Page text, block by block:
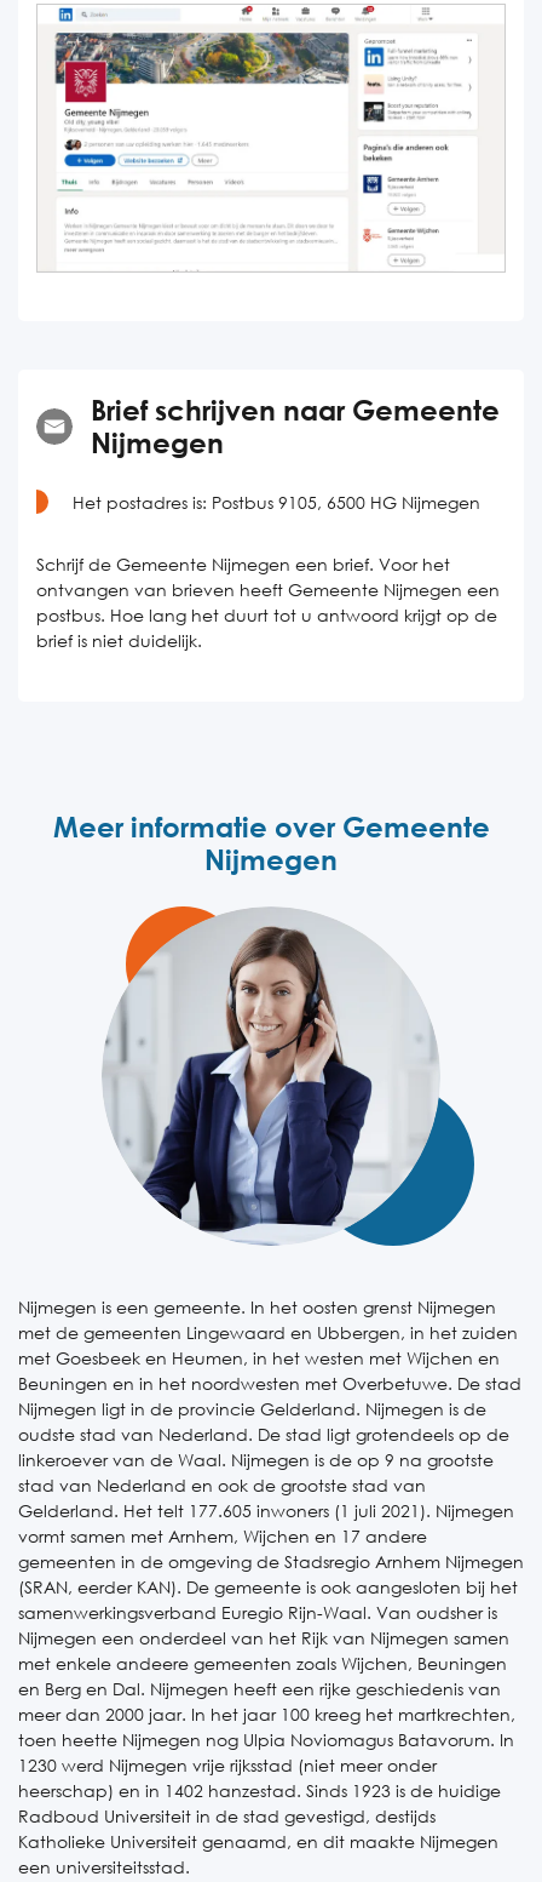
Brief schrijven naar Gemeente
Nijmegen
Het postadres is: Postbus 9105, 6500 HG Nijmegen
Schrijf de Gemeente Nijmegen een brief. Voor het
ontvangen van brieven heeft Gemeente Nijmegen een
postbus. Hoe lang het duurt tot u antwoord krijgt op de
brief is niet duidelijk.
Meer informatie over Gemeente
Nijmegen
Nijmegen is een gemeente. In het oosten grenst Nijmegen
met de gemeenten Lingewaard en Ubbergen, in het zuiden
met Goesbeek en Heumen, in het westen met Wijchen en
Beuningen en in het noordwesten met Overbetuwe. De stad
Nijmegen ligt in de provincie Gelderland. Nijmegen is de
oudste stad van Nederland. De stad ligt grotendeels op de
linkeroever van de Waal. Nijmegen is de op 9 na grootste
stad van Nederland en ook de grootste stad van
Gelderland. Het telt 177.605 inwoners (1 juli 2021). Nijmegen
vormt samen met Arnhem, Wijchen en 17 andere
gemeenten in de omgeving de Stadsregio Arnhem Nijmegen
(SRAN, eerder KAN). De gemeente is ook aangesloten bij het
samenwerkingsverband Euregio Rijn-Waal. Van oudsher is
Nijmegen een onderdeel van het Rijk van Nijmegen samen
met enkele andeere gemeenten zoals Wijchen, Beuningen
en Berg en Dal. Nijmegen heeft een rijke geschiedenis van
meer dan 2000 jaar. In het jaar 100 kreeg het martkrechten,
toen heette Nijmegen nog Ulpia Noviomagus Batavorum. In
1230 werd Nijmegen vrije rijksstad (niet meer onder
heerschap) en in 1402 hanzestad. Sinds 1923 is de huidige
Radboud Universiteit in de stad gevestigd, destijds
Katholieke Universiteit genaamd, en dit maakte Nijmegen
een universiteitsstad.